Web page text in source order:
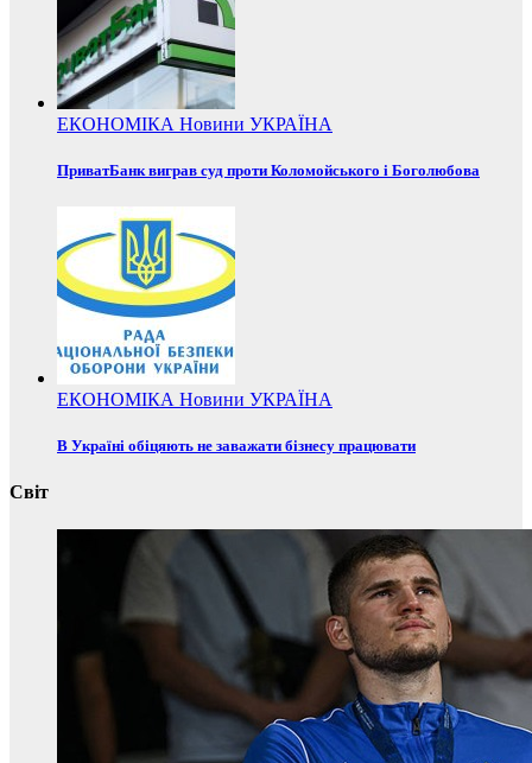
ЕКОНОМІКА Новини УКРАЇНА
ПриватБанк виграв суд проти Коломойського і Боголюбова
ЕКОНОМІКА Новини УКРАЇНА
В Україні обіцяють не заважати бізнесу працювати
Світ